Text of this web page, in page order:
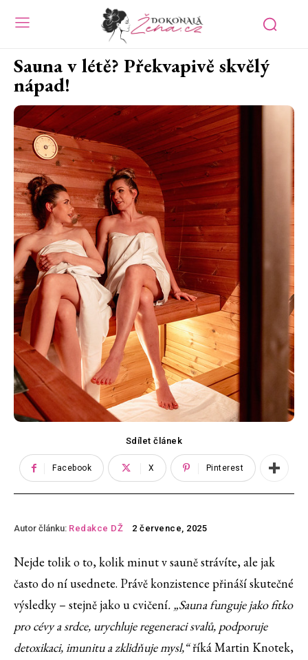
Sauna v létě? Překvapivě skvělý
nápad!
Sdílet článek
Facebook X Pinterest
Autor článku: Redakce DŽ 2 července, 2025
Nejde tolik o to, kolik minut v sauně strávíte, ale jak
často do ní usednete. Právě konzistence přináší skutečné
výsledky – stejně jako u cvičení. „Sauna funguje jako fitko
pro cévy a srdce, urychluje regeneraci svalů, podporuje
detoxikaci, imunitu a zklidňuje mysl,“říká Martin Knotek,